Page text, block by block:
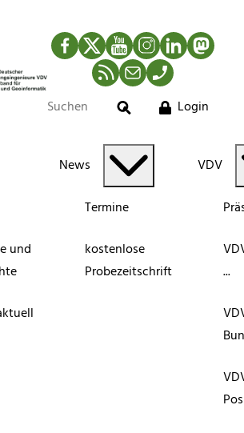
Facebook
TwitterYouTubeInstagram
LinkedIn
RSS-Newsfeed
MailTelefon
Suche
Login
und
News
Termine
kostenlose
Probezeitschrift
VDV
...